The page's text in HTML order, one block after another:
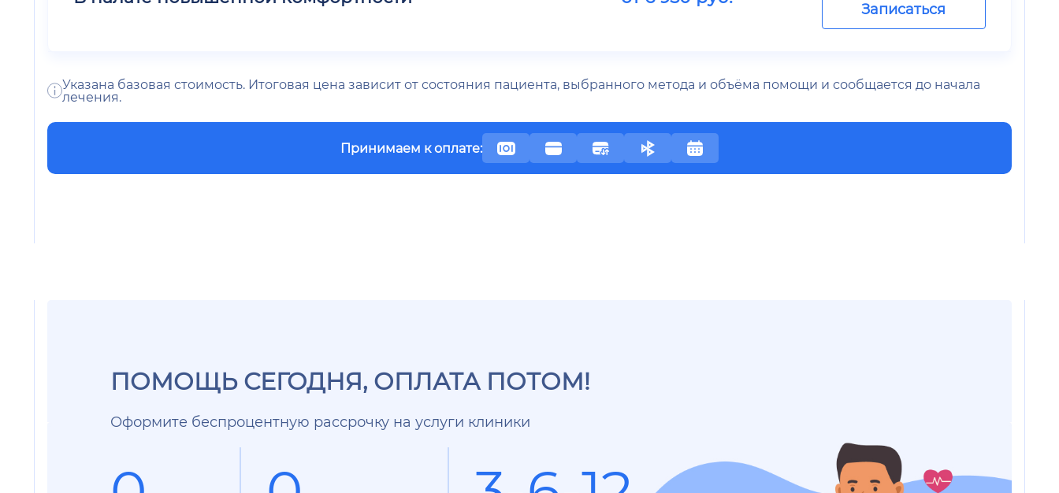
Записаться
Указана базовая стоимость. Итоговая цена зависит от состояния пациента, выбранного метода и объёма помощи и сообщается до начала
лечения.
Принимаем к оплате:
ПОМОЩЬ СЕГОДНЯ, ОПЛАТА ПОТОМ!
Оформите беспроцентную рассрочку на услуги клиники